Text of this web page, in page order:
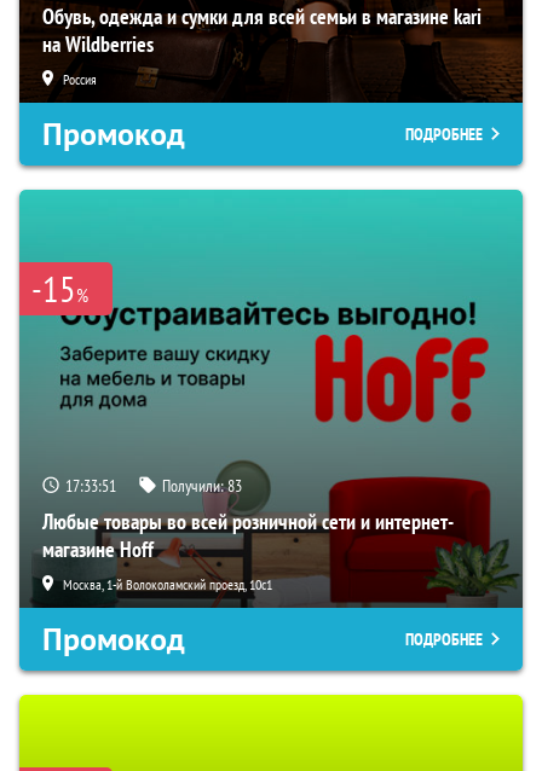
Обувь, одежда и сумки для всей семьи в магазине kari
на Wildberries
Россия
Промокод ПОДРОБНЕЕ
-15%
17:33:50 Получили:83
Любые товары во всей розничной сети и интернет-
магазине Hoff
Москва, 1-й Волоколамский проезд, 10с1
Промокод ПОДРОБНЕЕ